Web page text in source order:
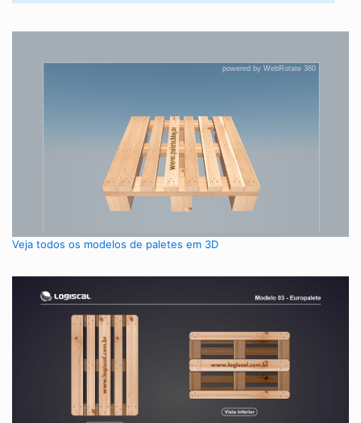
Veja todos os modelos de paletes em 3D